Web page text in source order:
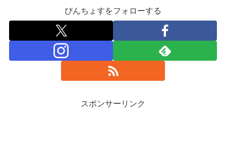
ぴんちょすをフォローする
スポンサーリンク